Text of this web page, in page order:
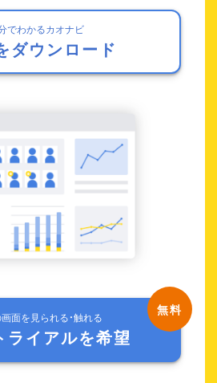
でわかるカオナビ
ダウンロード
面を見られる・触れる
ライアルを希望